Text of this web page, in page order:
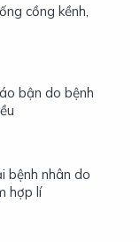
cồng kềnh,
bận do bệnh
bệnh nhân do
hợp lí